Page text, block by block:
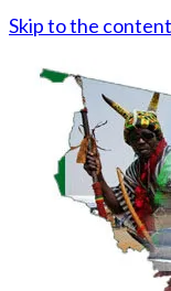
Skip to the content